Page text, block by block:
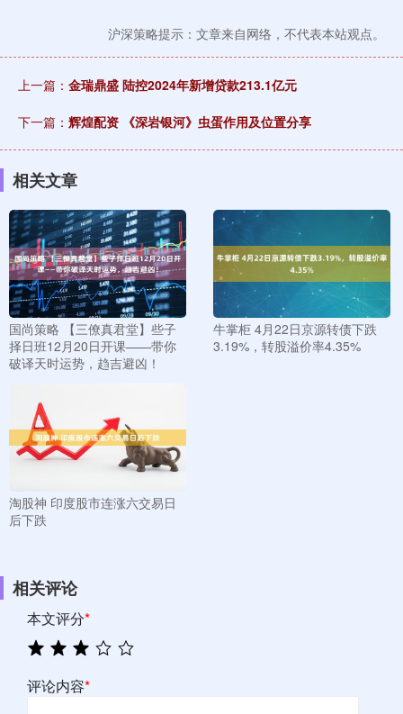
沪深策略提示：文章来自网络，不代表本站观点。
上一篇： 金瑞鼎盛 陆控2024年新增贷款213.1亿元
下一篇： 辉煌配资 《深岩银河》虫蛋作用及位置分享
相关文章
国尚策略 【三僚真君堂】些子
择日班12月20日开课——带你
破译天时运势，趋吉避凶！
牛掌柜 4月22日京源转债下跌
3.19%，转股溢价率4.35%
淘股神 印度股市连涨六交易日
后下跌
相关评论
本文评分*
评论内容*